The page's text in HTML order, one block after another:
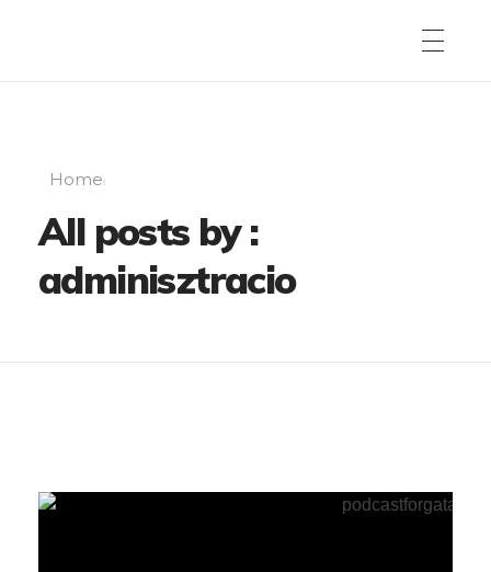
Home
All posts by :
adminisztracio